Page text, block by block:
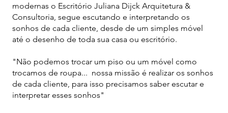
modernas o Escritório Juliana Dijck Arquitetura &
Consultoria, segue escutando e interpretando os
sonhos de cada cliente, desde de um simples móvel
até o desenho de toda sua casa ou escritório.
"Não podemos trocar um piso ou um móvel como
trocamos de roupa... nossa missão é realizar os sonhos
de cada cliente, para isso precisamos saber escutar e
interpretar esses sonhos"